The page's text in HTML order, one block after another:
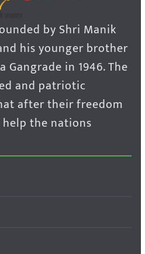
by Shri Manik
his younger brother
Gangrade in 1946. The
and patriotic
after their freedom
the nations